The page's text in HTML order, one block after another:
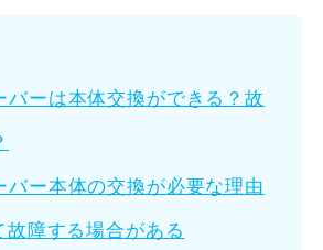
バーは本体交換ができる？故
バー本体の交換が必要な理由
故障する場合がある